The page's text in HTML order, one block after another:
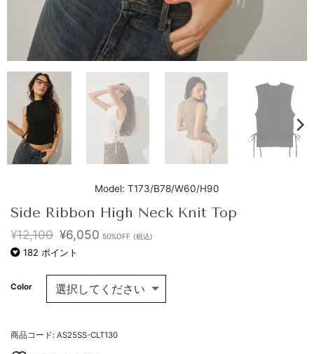
Model: T173/B78/W60/H90
Side Ribbon High Neck Knit Top
¥12,100 元
価
は
¥12,100
で
た。
¥6,050 現
格
は
¥6,050
す。
50%OFF (税込)
182 ポイント
Color
商品コード: AS25SS-CLT130